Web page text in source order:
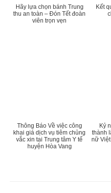
Hãy lựa chọn bánh Trung
thu an toàn – Đón Tết đoàn
viên trọn vẹn
Kết
Thông Báo Về việc công
khai giá dịch vụ tiêm chủng
vắc xin tại Trung tâm Y tế
huyện Hòa Vang
Kỷ
thành
nữ